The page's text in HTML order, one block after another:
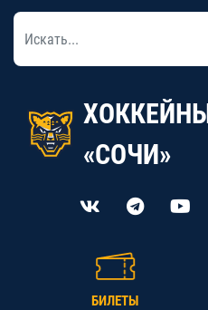
«СОЧИ»
БИЛЕТЫ